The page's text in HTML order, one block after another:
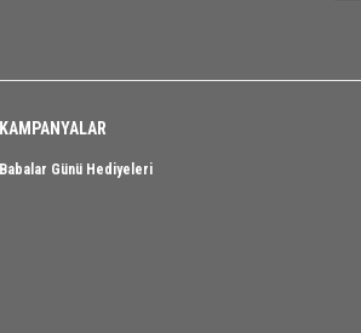
KAMPANYALAR
Babalar Günü Hediyeleri